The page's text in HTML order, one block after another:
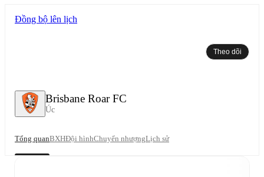
Brisbane Roar FC
Úc
Đồng bộ lên lịch
Theo dõi
Tổng quanBXHĐội hìnhChuyển nhượngLịch sử